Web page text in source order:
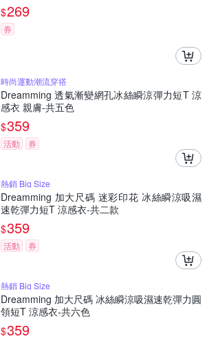
$269
券
時尚運動潮流穿搭
Dreamming 透氣漸變網孔冰絲瞬涼彈力短T 涼
感衣 親膚-共五色
$359
活動 券
熱銷 Big Size
Dreamming 加大尺碼 迷彩印花 冰絲瞬涼吸濕
速乾彈力短T 涼感衣-共二款
$359
活動 券
熱銷 Big Size
Dreamming 加大尺碼 冰絲瞬涼吸濕速乾彈力圓
領短T 涼感衣-共六色
$359